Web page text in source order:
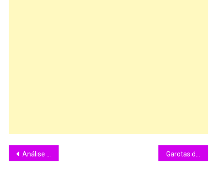
Análise “Blade Runner: O Caçador de Androides “(1982) Garotas do Motion articula uma poesia animada contra a violência de gênero